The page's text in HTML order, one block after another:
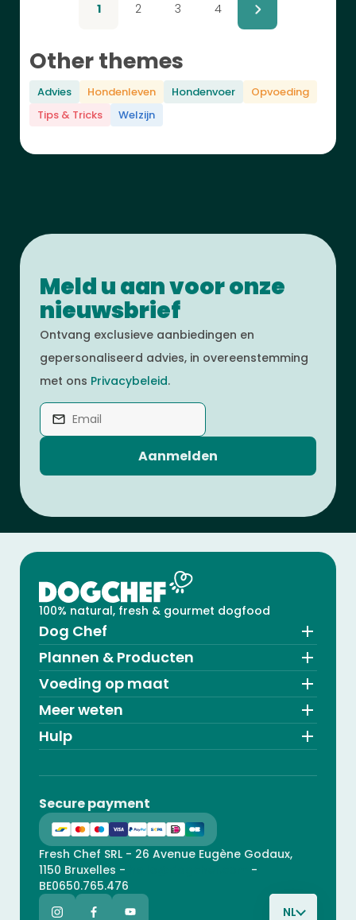
1 2 3 4
Other themes
Advies Hondenleven Hondenvoer
Opvoeding
Tips & Tricks
Welzijn
Meld u aan voor onze
nieuwsbrief
Ontvang exclusieve aanbiedingen en
gepersonaliseerd advies, in overeenstemming
met ons Privacybeleid.
Aanmelden
100% natural, fresh & gourmet dogfood
Dog Chef
Plannen & Producten
Voeding op maat
Meer weten
Hulp
Secure payment
Fresh Chef SRL - 26 Avenue Eugène Godaux,
1150 Bruxelles -
-
BE0650.765.476
NL